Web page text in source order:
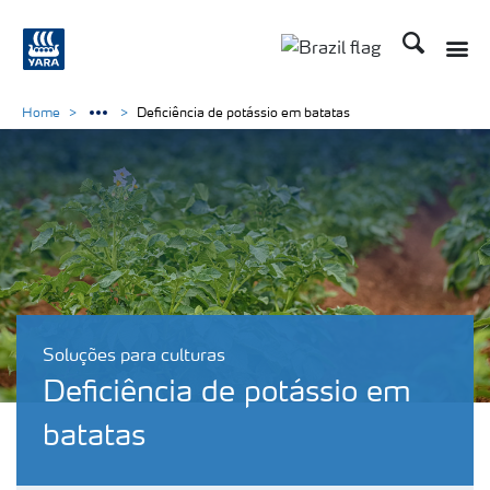
Busca
Soluções para culturas
Deficiência de potássio em
batatas
Home Deficiência de potássio em batatas